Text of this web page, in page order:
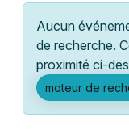
Grands
Activité &
Manifestations
Lille
Lyon
Marseille
Aucun
de recherche.
proximité ci-
moteur de
Quand ?